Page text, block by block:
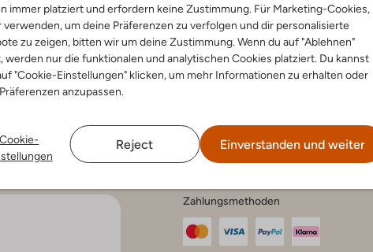
immer platziert und erfordern keine Zustimmung. Für Marketing-Cookies,
verwenden, um deine Präferenzen zu verfolgen und dir personalisierte
zu zeigen, bitten wir um deine Zustimmung. Wenn du auf "Ablehnen"
werden nur die funktionalen und analytischen Cookies platziert. Du kannst
"Cookie-Einstellungen" klicken, um mehr Informationen zu erhalten oder
anzupassen.
Cookie-
Reject Einverstanden und weiter
und
und Beschwerden
Mein Konto
Häufig gestellte Fragen
Tipps & Trends
Zahlungsmethoden